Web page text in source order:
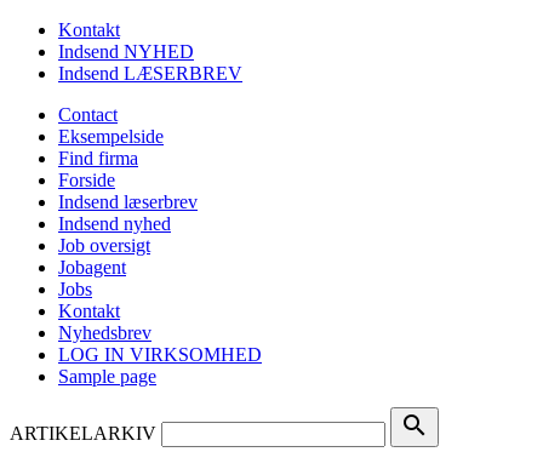
Kontakt
Indsend NYHED
Indsend LÆSERBREV
Contact
Eksempelside
Find firma
Forside
Indsend læserbrev
Indsend nyhed
Job oversigt
Jobagent
Jobs
Kontakt
Nyhedsbrev
LOG IN VIRKSOMHED
Sample page
ARTIKELARKIV search